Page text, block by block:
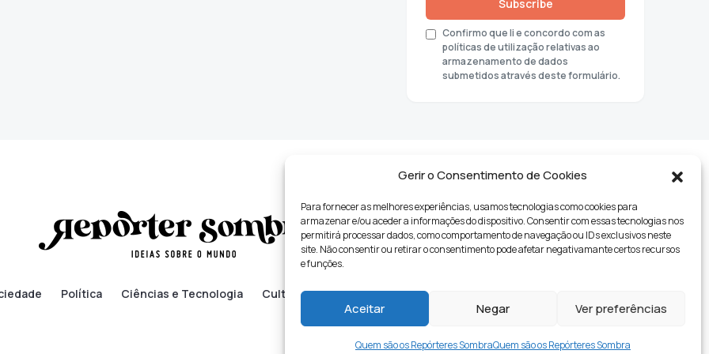
Gerir o Consentimento de Cookies
Para fornecer as melhores experiências, usamos tecnologias como cookies para
armazenar e/ou aceder a informações do dispositivo. Consentir com essas tecnologias nos
permitirá processar dados, como comportamento de navegação ou IDs exclusivos neste
site. Não consentir ou retirar o consentimento pode afetar negativamante certos recursos
e funções.
Aceitar Negar Ver preferências
Quem são os Repórteres SombraQuem são os Repórteres Sombra
Subscribe
Confirmo que li e concordo com as
políticas de utilização relativas ao
armazenamento de dados
submetidos através deste formulário.
Política Ciências e Tecnologia Cultura Lifestyle